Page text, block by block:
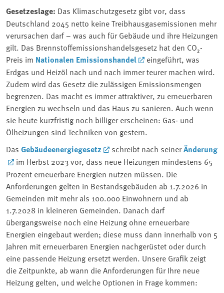
Gesetzeslage: Das Klimaschutzgesetz gibt vor, dass
Deutschland 2045 netto keine Treibhausgasemissionen mehr
verursachen darf – was auch für Gebäude und ihre Heizungen
gilt. Das Brennstoffemissionshandelsgesetz hat den CO₂-
Preis im Nationalen Emissionshandel
eingeführt, was
Erdgas und Heizöl nach und nach immer teurer machen wird.
Zudem wird das Gesetz die zulässigen Emissionsmengen
begrenzen. Das macht es immer attraktiver, zu erneuerbaren
Energien zu wechseln und das Haus zu sanieren. Auch wenn
sie heute kurzfristig noch billiger erscheinen: Gas- und
Ölheizungen sind Techniken von gestern.
Das Gebäudeenergiegesetz schreibt nach seinerÄnderung
im Herbst 2023 vor, dass neue Heizungen mindestens 65
Prozent erneuerbare Energien nutzen müssen. Die
Anforderungen gelten in Bestandsgebäuden ab 1.7.2026 in
Gemeinden mit mehr als 100.000 Einwohnern und ab
1.7.2028 in kleineren Gemeinden. Danach darf
übergangsweise noch eine Heizung ohne erneuerbare
Energien eingebaut werden; diese muss dann innerhalb von 5
Jahren mit erneuerbaren Energien nachgerüstet oder durch
eine passende Heizung ersetzt werden. Unsere Grafik zeigt
die Zeitpunkte, ab wann die Anforderungen für Ihre neue
Heizung gelten, und welche Optionen in Frage kommen: